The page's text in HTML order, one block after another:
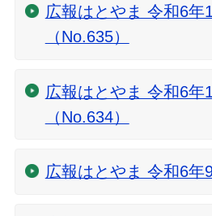
広報はとやま 令和6年
（No.635）
広報はとやま 令和6年
（No.634）
広報はとやま 令和6年